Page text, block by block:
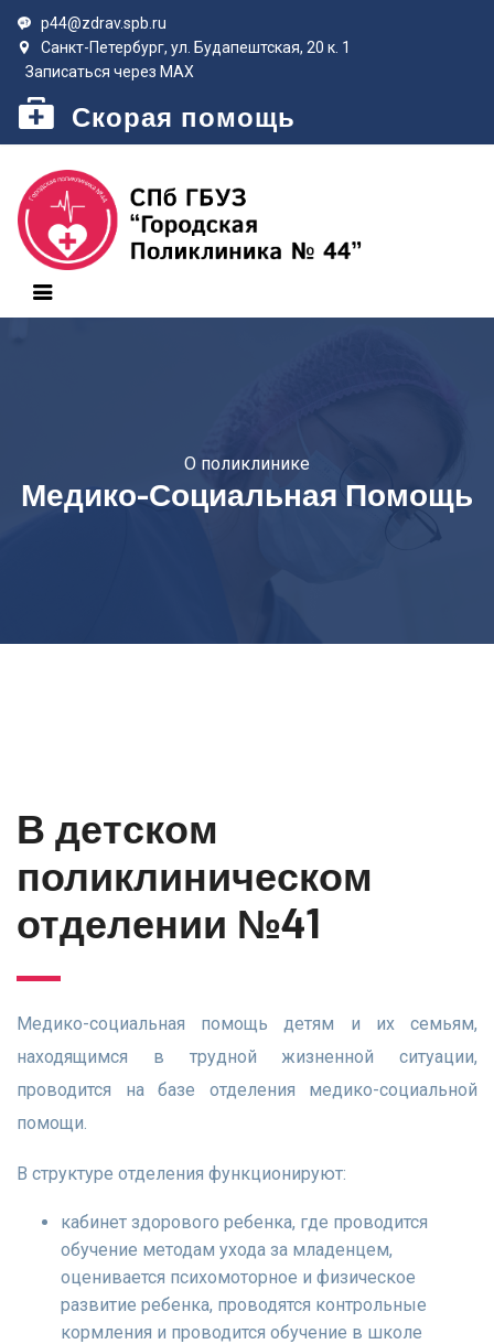
p44@zdrav.spb.ru
Санкт-Петербург, ул. Будапештская, 20 к. 1
Записаться через MAX
Скорая помощь
О поликлинике
Медико-Социальная Помощь
В детском
поликлиническом
отделении №41
Медико-социальная помощь детям и их семьям,
находящимся в трудной жизненной ситуации,
проводится на базе отделения медико-социальной
помощи.
В структуре отделения функционируют:
кабинет здорового ребенка, где проводится
обучение методам ухода за младенцем,
оценивается психомоторное и физическое
развитие ребенка, проводятся контрольные
кормления и проводится обучение в школе